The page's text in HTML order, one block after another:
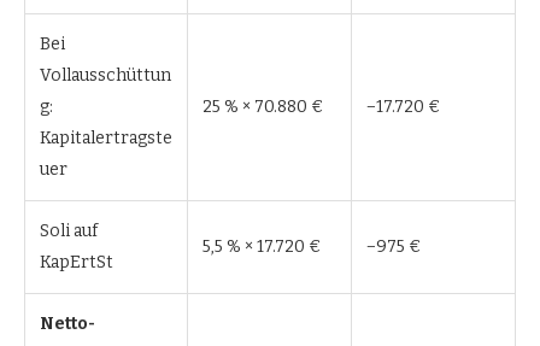
Bei
Vollausschüttun
g:
Kapitalertragste
uer
25 % × 70.880 € −17.720 €
Soli auf
KapErtSt
5,5 % × 17.720 € −975 €
Netto-